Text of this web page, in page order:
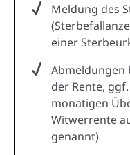
Meldung des
einer
Abmeldungen
der Rente,
monatigen
Witwerrente
genannt)